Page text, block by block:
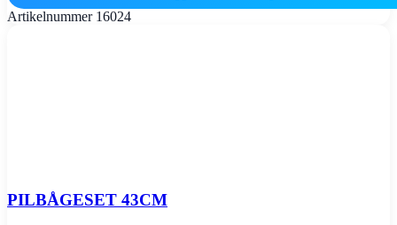
Artikelnummer 16024
PILBÅGESET 43CM